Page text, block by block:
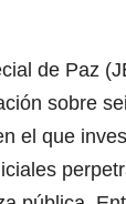
de Paz
sobre
el que